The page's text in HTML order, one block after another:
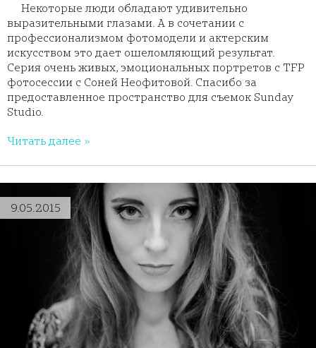
Некоторые люди обладают удивительно
выразительными глазами. А в сочетании с
профессионализмом фотомодели и актерским
искусством это дает ошеломляющий результат.
Серия очень живых, эмоциональных портретов с TFP
фотосессии с Соней Неофитовой. Спасибо за
предоставленное пространство для съемок Sunday
Studio.
Читать далее »
9.05.2015